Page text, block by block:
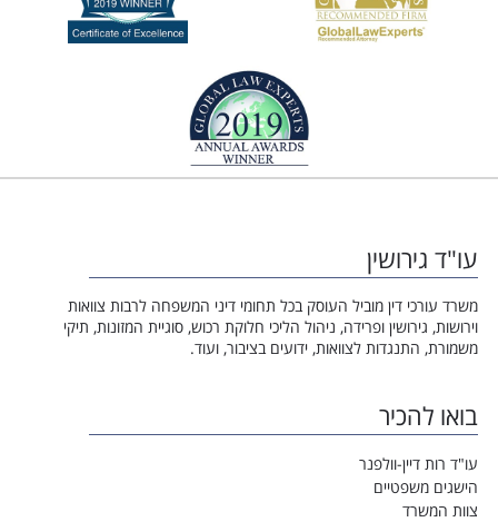
עו"ד גירושין
משרד עורכי דין מוביל העוסק בכל תחומי דיני המשפחה לרבות צוואות
וירושות, גירושין ופרידה, ניהול הליכי חלוקת רכוש, סוגיית המזונות, תיקי
משמורת, התנגדות לצוואות, ידועים בציבור, ועוד.
בואו להכיר
עו"ד רות דיין-וולפנר
הישגים משפטיים
צוות המשרד